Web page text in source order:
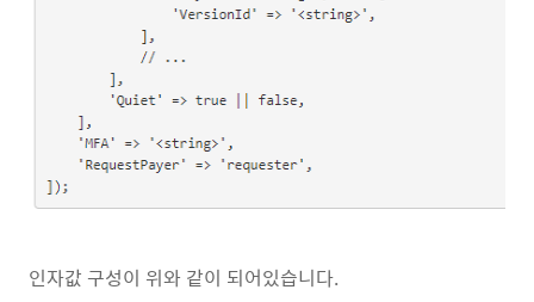
인자값 구성이 위와 같이 되어있습니다.